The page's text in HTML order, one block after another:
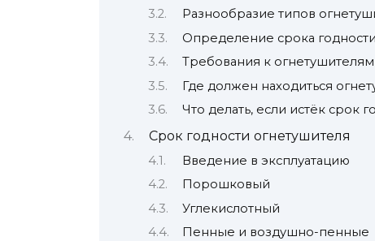
Разнообразие типов
Определение срока
Требования к
Где должен находиться
Что делать, если истёк срок
Срок годности огнетушителя
Введение в эксплуатацию
Порошковый
Углекислотный
Пенные и воздушно-пенные